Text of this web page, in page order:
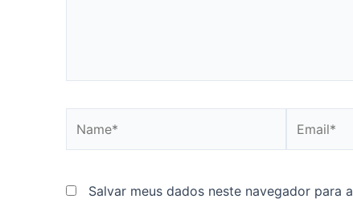
Salvar meus dados neste navegador para